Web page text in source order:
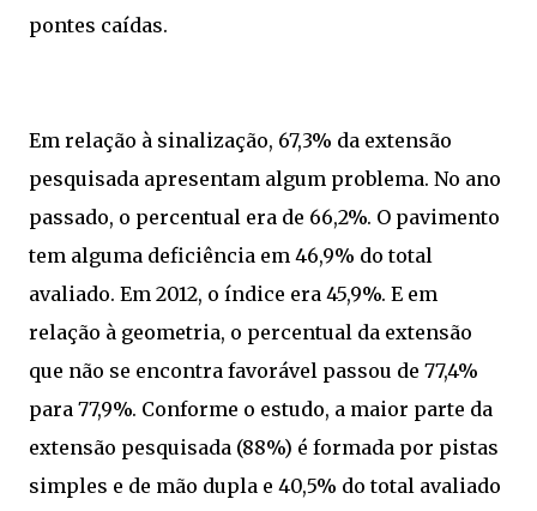
pontes caídas.
Em relação à sinalização, 67,3% da extensão
pesquisada apresentam algum problema. No ano
passado, o percentual era de 66,2%. O pavimento
tem alguma deficiência em 46,9% do total
avaliado. Em 2012, o índice era 45,9%. E em
relação à geometria, o percentual da extensão
que não se encontra favorável passou de 77,4%
para 77,9%. Conforme o estudo, a maior parte da
extensão pesquisada (88%) é formada por pistas
simples e de mão dupla e 40,5% do total avaliado